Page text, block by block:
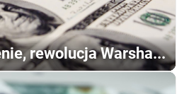
rewolucja Warsha...